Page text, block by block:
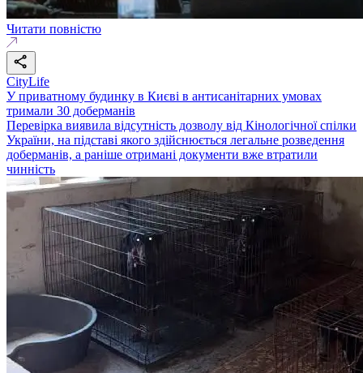
Читати повністю
CityLife
У приватному будинку в Києві в антисанітарних умовах
тримали 30 доберманів
Перевірка виявила відсутність дозволу від Кінологічної спілки
України, на підставі якого здійснюється легальне розведення
доберманів, а раніше отримані документи вже втратили
чинність